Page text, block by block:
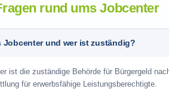
rund ums Jobcenter
Jobcenter und wer ist zuständig?
ist die zuständige Behörde für Bürgergeld
für erwerbsfähige Leistungsberechtigte.